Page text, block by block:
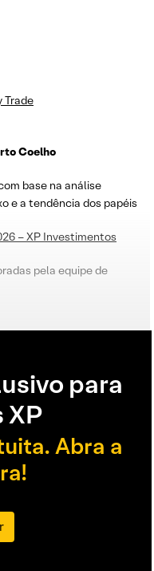
Trade
Coelho
base na análise
e a tendência dos papéis
– XP Investimentos
pela equipe de
para
Abra a